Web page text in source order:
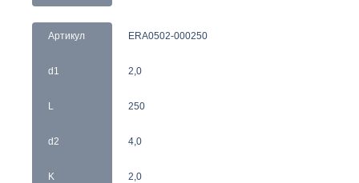
Артикул
d1
L
d2
K
ERA0502-000250
2,0
250
4,0
2,0